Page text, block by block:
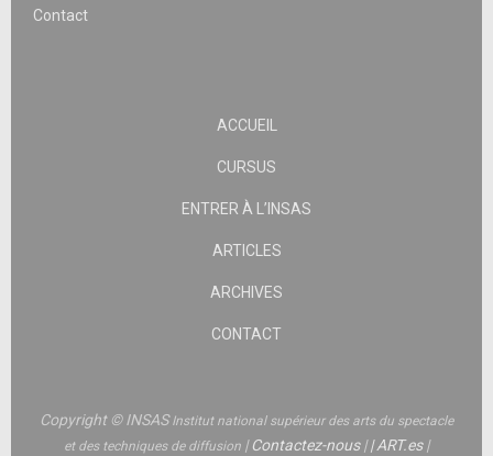
Contact
ACCUEIL
CURSUS
ENTRER À L’INSAS
ARTICLES
ARCHIVES
CONTACT
Copyright © INSASInstitut national supérieur des arts du spectacle
et des techniques de diffusion |Contactez-nous||ART.es|